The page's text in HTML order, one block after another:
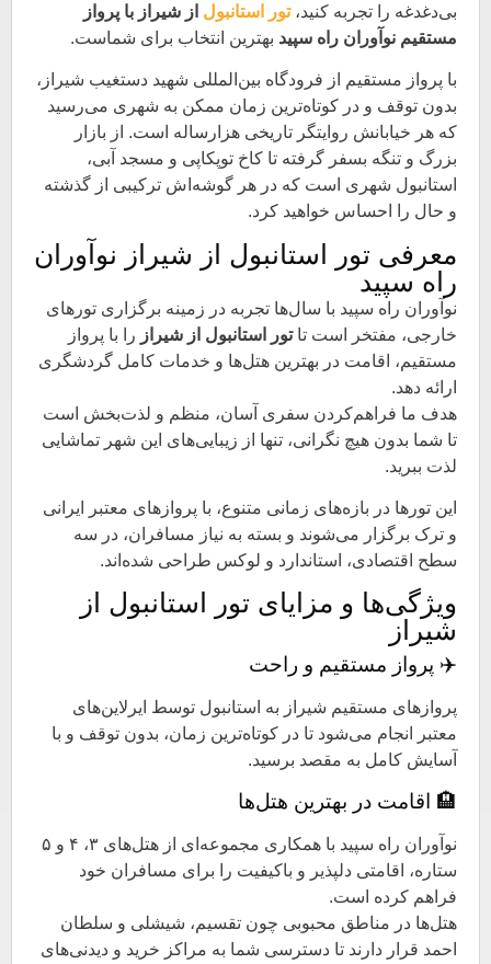
بی‌دغدغه را تجربه کنید،تور استانبول از شیراز با پرواز
مستقیم نوآوران راه سپید بهترین انتخاب برای شماست.
با پرواز مستقیم از فرودگاه بین‌المللی شهید دستغیب شیراز،
بدون توقف و در کوتاه‌ترین زمان ممکن به شهری می‌رسید
که هر خیابانش روایتگر تاریخی هزارساله است. از بازار
بزرگ و تنگه بسفر گرفته تا کاخ توپکاپی و مسجد آبی،
استانبول شهری است که در هر گوشه‌اش ترکیبی از گذشته
و حال را احساس خواهید کرد.
معرفی تور استانبول از شیراز نوآوران
راه سپید
نوآوران راه سپید با سال‌ها تجربه در زمینه برگزاری تورهای
خارجی، مفتخر است تاتور استانبول از شیراز را با پرواز
مستقیم، اقامت در بهترین هتل‌ها و خدمات کامل گردشگری
ارائه دهد.
هدف ما فراهم‌کردن سفری آسان، منظم و لذت‌بخش است
تا شما بدون هیچ نگرانی، تنها از زیبایی‌های این شهر تماشایی
لذت ببرید.
این تورها در بازه‌های زمانی متنوع، با پروازهای معتبر ایرانی
و ترک برگزار می‌شوند و بسته به نیاز مسافران، در سه
سطح اقتصادی، استاندارد و لوکس طراحی شده‌اند.
ویژگی‌ها و مزایای تور استانبول از
شیراز
✈️ پرواز مستقیم و راحت
پروازهای مستقیم شیراز به استانبول توسط ایرلاین‌های
معتبر انجام می‌شود تا در کوتاه‌ترین زمان، بدون توقف و با
آسایش کامل به مقصد برسید.
🏨 اقامت در بهترین هتل‌ها
نوآوران راه سپید با همکاری مجموعه‌ای از هتل‌های ۳، ۴ و ۵
ستاره، اقامتی دلپذیر و باکیفیت را برای مسافران خود
فراهم کرده است.
هتل‌ها در مناطق محبوبی چون تقسیم، شیشلی و سلطان
احمد قرار دارند تا دسترسی شما به مراکز خرید و دیدنی‌های